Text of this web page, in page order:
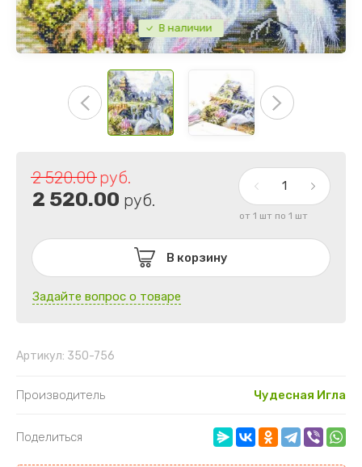
В наличии
2 520.00руб.
2 520.00 руб.
от 1 шт по 1 шт
В корзину
Задайте вопрос о товаре
Артикул: 350-756
Производитель Чудесная Игла
Поделиться